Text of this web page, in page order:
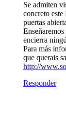
Se admiten
concreto
puertas
encierra
Para más
que querais
http://
Responder